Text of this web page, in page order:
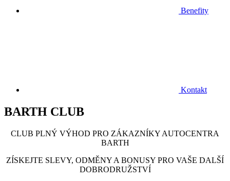
Benefity
Kontakt
BARTH CLUB
CLUB PLNÝ VÝHOD PRO ZÁKAZNÍKY AUTOCENTRA
BARTH
ZÍSKEJTE SLEVY, ODMĚNY A BONUSY PRO VAŠE DALŠÍ
DOBRODRUŽSTVÍ